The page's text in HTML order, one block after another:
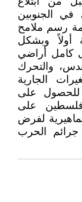
في الجنوبين
رسم ملامح
أولاً وبشكل
كامل أراضي
والتحرك
الجارية
للحصول على
فلسطين على
لفرض
الحرب